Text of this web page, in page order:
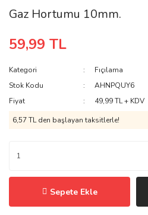
Gaz Hortumu 10mm.
59,99 TL
Kategori
Fıçılama
Stok Kodu
AHNPQUY6
Fiyat
49,99 TL + KDV
6,57 TL den başlayan taksitlerle!
Sepete Ekle